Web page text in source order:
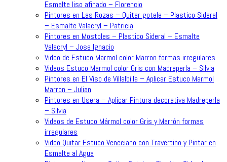
Esmalte liso afinado – Florencio
Pintores en Las Rozas – Quitar gotele – Plastico Sideral
– Esmalte Valacryl – Patricia
Pintores en Mostoles – Plastico Sideral – Esmalte
Valacryl – Jose Ignacio
Video de Estuco Marmol color Marron formas irregulares
Videos Estuco Marmol color Gris con Madreperla – Silvia
Pintores en El Viso de Villalbilla – Aplicar Estuco Marmol
Marron – Julian
Pintores en Usera – Aplicar Pintura decorativa Madreperla
– Silvia
Videos de Estuco Mármol color Gris y Marrón formas
irregulares
Video Quitar Estuco Veneciano con Travertino y Pintar en
Esmalte al Agua